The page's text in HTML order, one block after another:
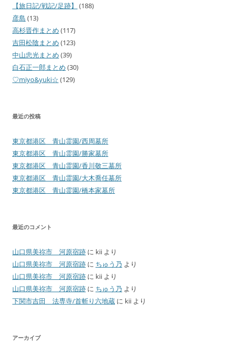
【旅日記/戦記/足跡】
(188)
彦島 (13)
高杉晋作まとめ (117)
吉田松陰まとめ (123)
中山忠光まとめ (39)
白石正一郎まとめ (30)
♡miyo&yuki☆ (129)
最近の投稿
東京都港区 青山霊園/西周墓所
東京都港区 青山霊園/勝家墓所
東京都港区 青山霊園/香川敬三墓所
東京都港区 青山霊園/大木喬任墓所
東京都港区 青山霊園/橋本家墓所
最近のコメント
山口県美祢市 河原宿跡 に kii より
山口県美祢市 河原宿跡 に ちゅう乃 より
山口県美祢市 河原宿跡 に kii より
山口県美祢市 河原宿跡 に ちゅう乃 より
下関市吉田 法専寺/首斬り六地蔵 に kii より
アーカイブ